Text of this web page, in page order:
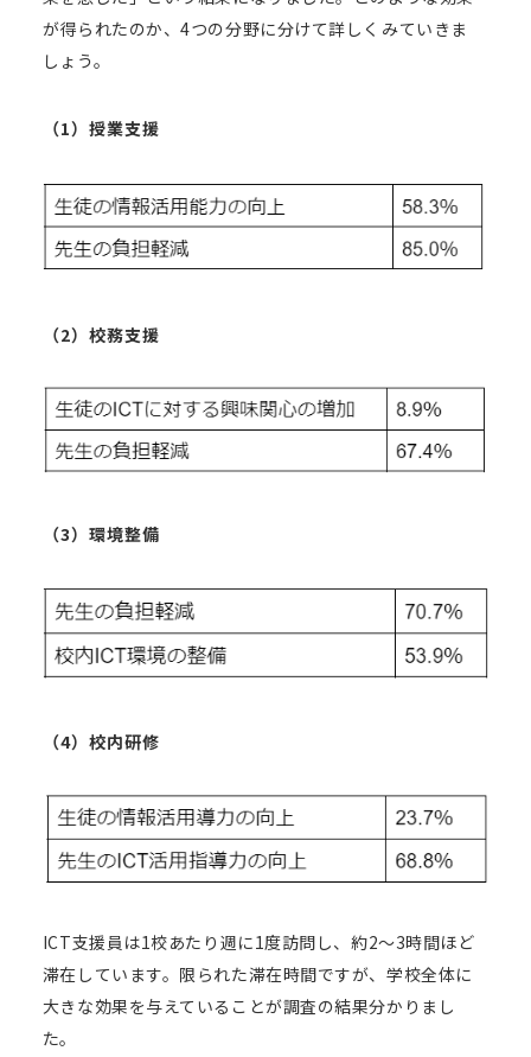
が得られたのか、4つの分野に分けて詳しくみていきま
しょう。
（1）授業支援
（2）校務支援
（3）環境整備
（4）校内研修
ICT支援員は1校あたり週に1度訪問し、約2〜3時間ほど
滞在しています。限られた滞在時間ですが、学校全体に
大きな効果を与えていることが調査の結果分かりまし
た。